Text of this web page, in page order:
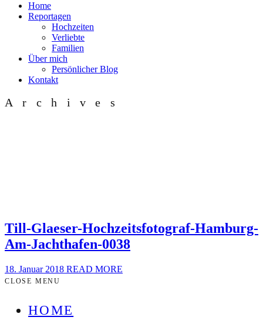
Home
Reportagen
Hochzeiten
Verliebte
Familien
Über mich
Persönlicher Blog
Kontakt
Archives
Till-Glaeser-Hochzeitsfotograf-Hamburg-
Am-Jachthafen-0038
18. Januar 2018 READ MORE
CLOSE MENU
HOME